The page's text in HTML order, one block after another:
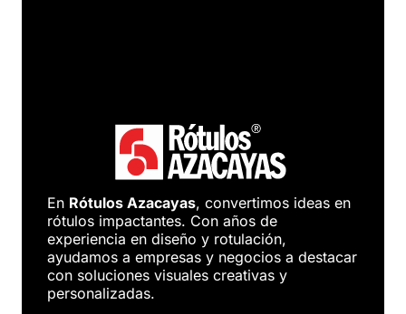
En Rótulos Azacayas, convertimos ideas en
rótulos impactantes. Con años de
experiencia en diseño y rotulación,
ayudamos a empresas y negocios a destacar
con soluciones visuales creativas y
personalizadas.